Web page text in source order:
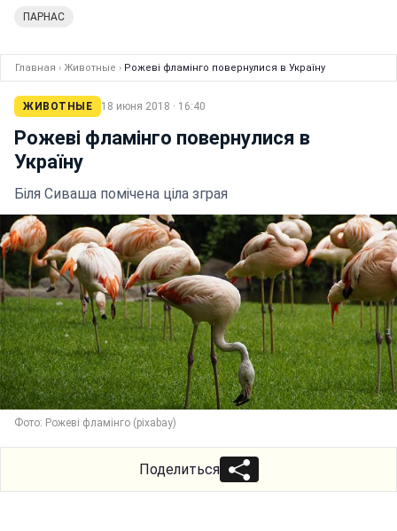
ПАРНАС
Главная › Животные › Рожеві фламінго повернулися в Україну
ЖИВОТНЫЕ 18 июня 2018 · 16:40
Рожеві фламінго повернулися в
Україну
Біля Сиваша помічена ціла зграя
Фото: Рожеві фламінго (pixabay)
Поделиться